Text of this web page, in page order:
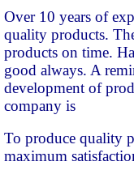
Over 10 years of
quality products.
products on time.
good always. A
development of
company is
To produce quality
maximum